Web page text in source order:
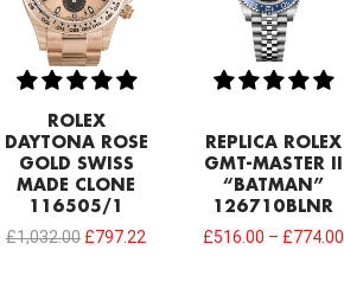
ROLEX
DAYTONA ROSE
GOLD SWISS
MADE CLONE
116505/1
£1,032.00 £797.22
REPLICA ROLEX
GMT-MASTER II
“BATMAN”
126710BLNR
£516.00 – £774.00